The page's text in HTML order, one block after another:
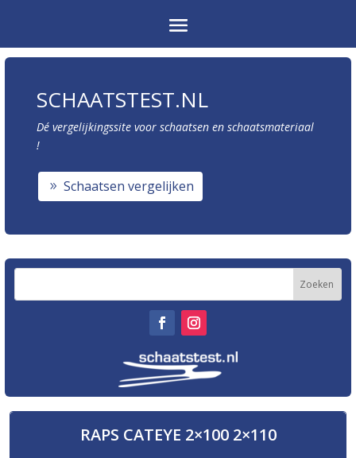
SCHAATSTEST.NL
Dé vergelijkingssite voor schaatsen en schaatsmateriaal
!
Schaatsen vergelijken
RAPS CATEYE 2×100 2×110